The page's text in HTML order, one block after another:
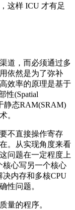
这样 ICU 才有足
道，而必须通过多
依然是为了弥补
效率的原理是基于
性(Spatial
静态RAM(SRAM)
。
不直接操作寄存
。从实现角度来看
问题在一定程度上
核心写另一个核心
决内存和多核CPU
性问题。
量的程序。